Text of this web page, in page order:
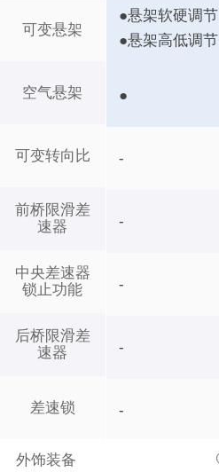
可变悬架
空气悬架
可变转向比
前桥限滑差
速器
中央差速器
锁止功能
后桥限滑差
速器
差速锁
外饰装备
●悬架软硬调节
●悬架高低调节
●
-
-
-
-
-